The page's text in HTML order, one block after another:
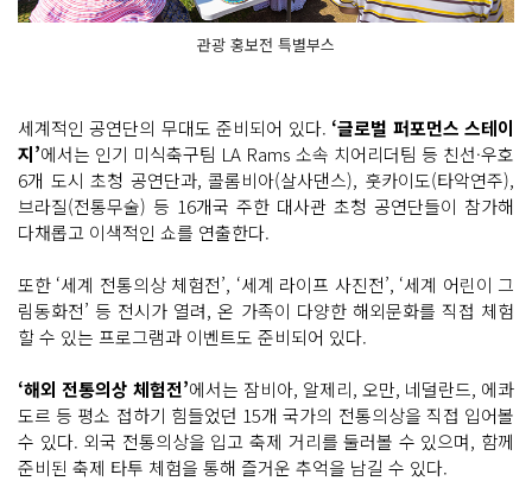
관광 홍보전 특별부스
세계적인 공연단의 무대도 준비되어 있다. ‘글로벌 퍼포먼스 스테이
지’에서는 인기 미식축구팀 LA Rams 소속 치어리더팀 등 친선·우호
6개 도시 초청 공연단과, 콜롬비아(살사댄스), 훗카이도(타악연주),
브라질(전통무술) 등 16개국 주한 대사관 초청 공연단들이 참가해
다채롭고 이색적인 쇼를 연출한다.
또한 ‘세계 전통의상 체험전’, ‘세계 라이프 사진전’, ‘세계 어린이 그
림동화전’ 등 전시가 열려, 온 가족이 다양한 해외문화를 직접 체험
할 수 있는 프로그램과 이벤트도 준비되어 있다.
‘해외 전통의상 체험전’에서는 잠비아, 알제리, 오만, 네덜란드, 에콰
도르 등 평소 접하기 힘들었던 15개 국가의 전통의상을 직접 입어볼
수 있다. 외국 전통의상을 입고 축제 거리를 둘러볼 수 있으며, 함께
준비된 축제 타투 체험을 통해 즐거운 추억을 남길 수 있다.